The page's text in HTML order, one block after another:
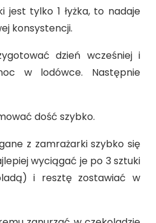
jest tylko 1 łyżka, to nadaje
konsystencji.
dzień wcześniej i
w lodówce. Następnie
dość szybko.
z zamrażarki szybko się
wyciągać je po 3 sztuki
i resztę zostawiać w